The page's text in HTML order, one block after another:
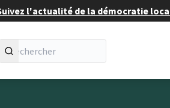
l'actualité de la démocratie